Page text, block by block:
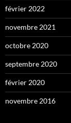
février 2022
novembre 2021
octobre 2020
septembre 2020
février 2020
novembre 2016